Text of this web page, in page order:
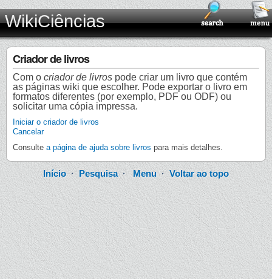
WikiCiências
Criador de livros
Com o criador de livros pode criar um livro que contém
as páginas wiki que escolher. Pode exportar o livro em
formatos diferentes (por exemplo, PDF ou ODF) ou
solicitar uma cópia impressa.
Iniciar o criador de livros
Cancelar
Consulte a página de ajuda sobre livros para mais detalhes.
Início· Pesquisa·Menu · Voltar ao topo